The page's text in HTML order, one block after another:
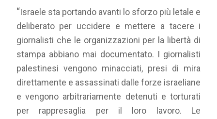
“Israele sta portando avanti lo sforzo più letale e
deliberato per uccidere e mettere a tacere i
giornalisti che le organizzazioni per la libertà di
stampa abbiano mai documentato. I giornalisti
palestinesi vengono minacciati, presi di mira
direttamente e assassinati dalle forze israeliane
e vengono arbitrariamente detenuti e torturati
per rappresaglia per il loro lavoro. Le